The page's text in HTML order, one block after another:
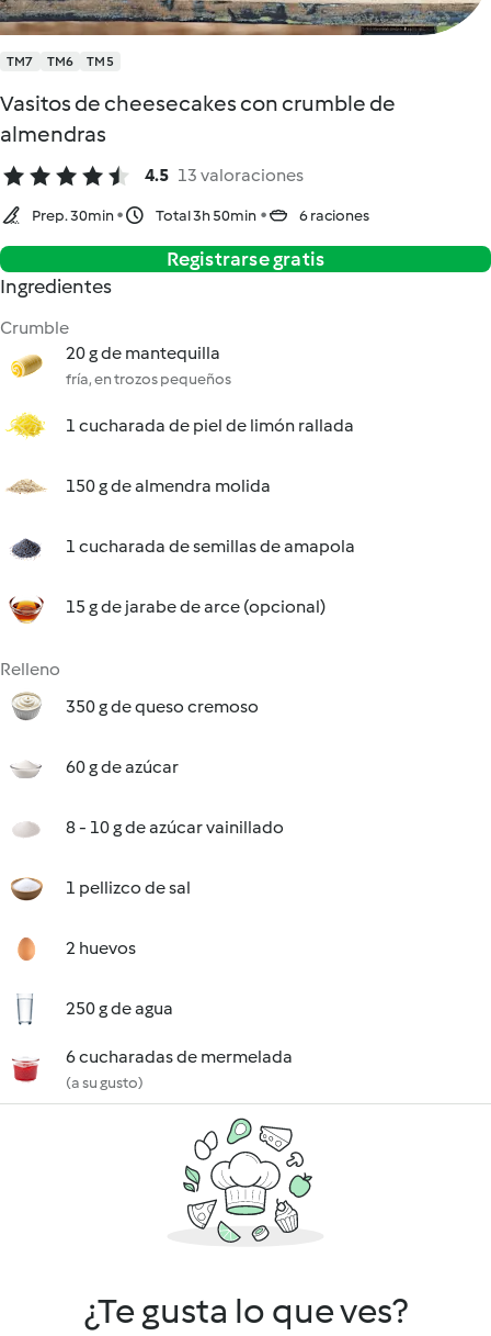
TM7 TM6 TM5
Vasitos de cheesecakes con crumble de
almendras
4.5 13 valoraciones
Prep. 30min Total 3h 50min 6 raciones
Registrarse gratis
Ingredientes
Crumble
20 g de mantequilla
fría, en trozos pequeños
1 cucharada de piel de limón rallada
150 g de almendra molida
1 cucharada de semillas de amapola
15 g de jarabe de arce (opcional)
Relleno
350 g de queso cremoso
60 g de azúcar
8 - 10 g de azúcar vainillado
1 pellizco de sal
2 huevos
250 g de agua
6 cucharadas de mermelada
(a su gusto)
¿Te gusta lo que ves?